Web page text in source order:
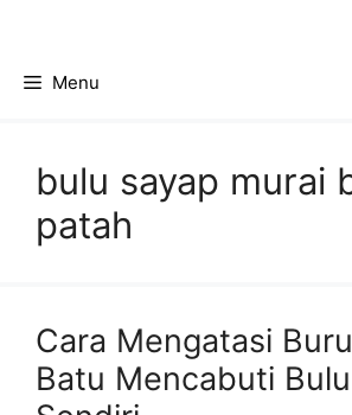
contentMenu
bulu sayap murai
patah
Cara Mengatasi
Batu Mencabuti